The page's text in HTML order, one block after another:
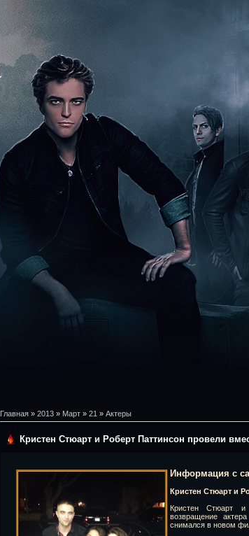
Главная » 2013 » Март » 21 » Актеры
Кристен Стюарт и Роберт Паттинсон провели
Информация с
Кристен Стюарт и
Кристен Стюарт и
возвращение
снимался в новом